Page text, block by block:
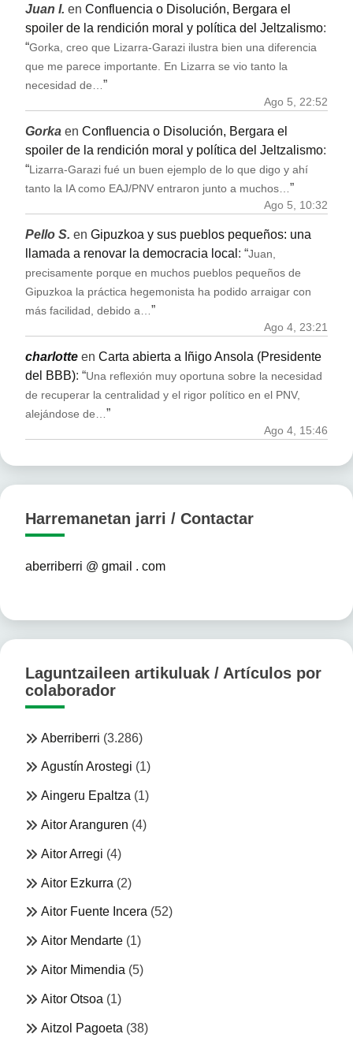
Juan I. en Confluencia o Disolución, Bergara el
spoiler de la rendición moral y política del Jeltzalismo:
“Gorka, creo que Lizarra-Garazi ilustra bien una diferencia
que me parece importante. En Lizarra se vio tanto la
necesidad de…”
Ago 5, 22:52
Gorka en Confluencia o Disolución, Bergara el
spoiler de la rendición moral y política del Jeltzalismo:
“Lizarra-Garazi fué un buen ejemplo de lo que digo y ahí
tanto la IA como EAJ/PNV entraron junto a muchos…”
Ago 5, 10:32
Pello S. en Gipuzkoa y sus pueblos pequeños: una
llamada a renovar la democracia local : “Juan,
precisamente porque en muchos pueblos pequeños de
Gipuzkoa la práctica hegemonista ha podido arraigar con
más facilidad, debido a… ”
Ago 4, 23:21
charlotte en Carta abierta a Iñigo Ansola (Presidente
del BBB): “Una reflexión muy oportuna sobre la necesidad
de recuperar la centralidad y el rigor político en el PNV,
alejándose de… ”
Ago 4, 15:46
Harremanetan jarri / Contactar
aberriberri @ gmail . com
Laguntzaileen artikuluak / Artículos por
colaborador
Aberriberri (3.286)
Agustín Arostegi (1)
Aingeru Epaltza (1)
Aitor Aranguren (4)
Aitor Arregi (4)
Aitor Ezkurra (2)
Aitor Fuente Incera (52)
Aitor Mendarte (1)
Aitor Mimendia (5)
Aitor Otsoa (1)
Aitzol Pagoeta (38)